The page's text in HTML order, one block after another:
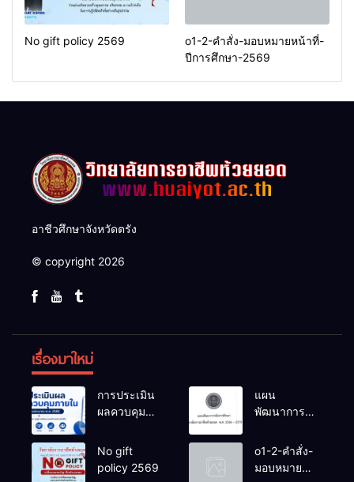
No gift policy 2569
o1-2-คำสั่ง-มอบหมายหน้าที่-
ปีการศึกษา-2569
อาชีวศึกษาจังหวัดตรัง
© copyright 2026
เรื่องมาใหม่
การประเมิน
ผลควบคุม
สถานศึกษา
งปม.2568
แผน
พัฒนาการ
ศึกษาวิทยาลัย
No gift
policy 2569
o1-2-คำสั่ง-
มอบหมาย